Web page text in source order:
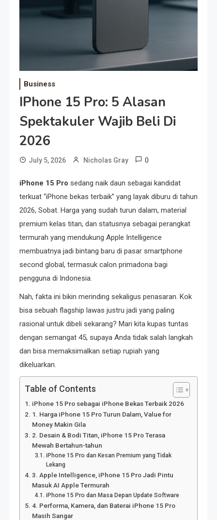
Business
IPhone 15 Pro: 5 Alasan
Spektakuler Wajib Beli Di
2026
July 5, 2026 Nicholas Gray 0
iPhone 15 Pro sedang naik daun sebagai kandidat
terkuat “iPhone bekas terbaik” yang layak diburu di tahun
2026, Sobat. Harga yang sudah turun dalam, material
premium kelas titan, dan statusnya sebagai perangkat
termurah yang mendukung Apple Intelligence
membuatnya jadi bintang baru di pasar smartphone
second global, termasuk calon primadona bagi
pengguna di Indonesia.
Nah, fakta ini bikin merinding sekaligus penasaran. Kok
bisa sebuah flagship lawas justru jadi yang paling
rasional untuk dibeli sekarang? Mari kita kupas tuntas
dengan semangat 45, supaya Anda tidak salah langkah
dan bisa memaksimalkan setiap rupiah yang
dikeluarkan.
Table of Contents
iPhone 15 Pro sebagai iPhone Bekas Terbaik 2026
1. Harga iPhone 15 Pro Turun Dalam, Value for
Money Makin Gila
2. Desain & Bodi Titan, iPhone 15 Pro Terasa
Mewah Bertahun-tahun
iPhone 15 Pro dan Kesan Premium yang Tidak
Lekang
3. Apple Intelligence, iPhone 15 Pro Jadi Pintu
Masuk AI Apple Termurah
iPhone 15 Pro dan Masa Depan Update Software
4. Performa, Kamera, dan Baterai iPhone 15 Pro
Masih Sangar